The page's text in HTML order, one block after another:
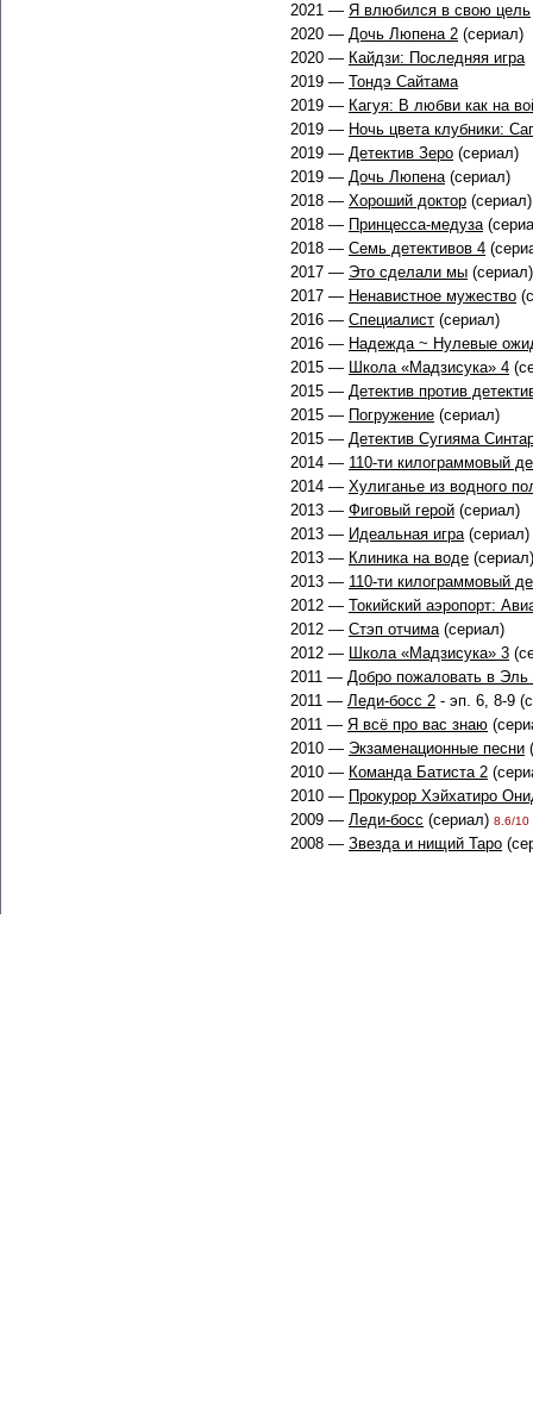
2021 — Я влюбился в свою цель
2020 — Дочь Люпена 2 (сериал)
2020 — Кайдзи: Последняя игра
2019 — Тондэ Сайтама
2019 — Кагуя: В любви как на
2019 — Ночь цвета клубники:
2019 — Детектив Зеро (сериал)
2019 — Дочь Люпена(сериал)
2018 — Хороший доктор (сериал)
2018 — Принцесса-медуза
2018 — Семь детективов 4
2017 — Это сделали мы (сериал)
2017 — Ненавистное мужество
2016 — Специалист (сериал)
2016 — Надежда ~ Нулевые
2015 — Школа «Мадзисука» 4
2015 — Детектив против
2015 — Погружение (сериал)
2015 — Детектив Сугияма
2014 — 110-ти килограммовый
2014 — Хулиганье из водного
2013 — Фиговый герой (сериал)
2013 — Идеальная игра(сериал)
2013 — Клиника на воде (сериал)
2013 — 110-ти килограммовый
2012 — Токийский аэропорт:
2012 — Стэп отчима(сериал)
2012 — Школа «Мадзисука» 3
2011 — Добро пожаловать в Эль
2011 — Леди-босс 2 - эп. 6, 8-9
2011 — Я всё про вас знаю
2010 — Экзаменационные песни
2010 — Команда Бaтистa 2
2010 — Прокурор Хэйхатиро
2009 — Леди-босс (сериал) 8.6/10
2008 — Звезда и нищий Таро